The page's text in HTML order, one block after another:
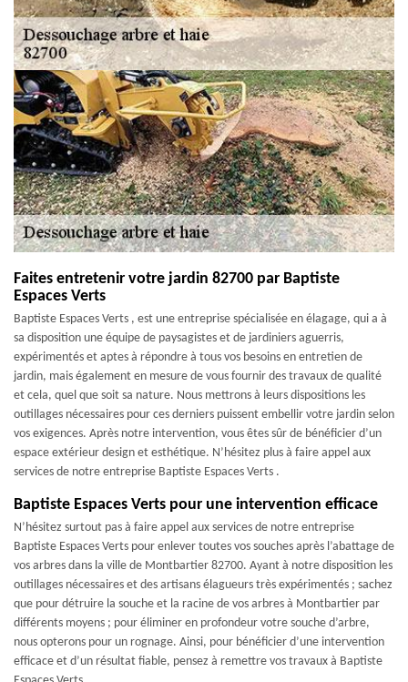
Faites entretenir votre jardin 82700 par Baptiste
Espaces Verts
Baptiste Espaces Verts , est une entreprise spécialisée en élagage, qui a à
sa disposition une équipe de paysagistes et de jardiniers aguerris,
expérimentés et aptes à répondre à tous vos besoins en entretien de
jardin, mais également en mesure de vous fournir des travaux de qualité
et cela, quel que soit sa nature. Nous mettrons à leurs dispositions les
outillages nécessaires pour ces derniers puissent embellir votre jardin selon
vos exigences. Après notre intervention, vous êtes sûr de bénéficier d’un
espace extérieur design et esthétique. N’hésitez plus à faire appel aux
services de notre entreprise Baptiste Espaces Verts .
Baptiste Espaces Verts pour une intervention efficace
N’hésitez surtout pas à faire appel aux services de notre entreprise
Baptiste Espaces Verts pour enlever toutes vos souches après l’abattage de
vos arbres dans la ville de Montbartier 82700. Ayant à notre disposition les
outillages nécessaires et des artisans élagueurs très expérimentés ; sachez
que pour détruire la souche et la racine de vos arbres à Montbartier par
différents moyens ; pour éliminer en profondeur votre souche d’arbre,
nous opterons pour un rognage. Ainsi, pour bénéficier d’une intervention
efficace et d’un résultat fiable, pensez à remettre vos travaux à Baptiste